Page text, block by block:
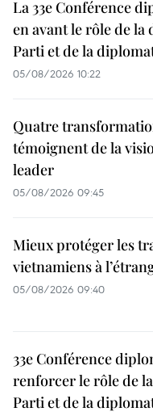
La 33e Conférence
en avant le rôle de la
Parti et de la
05/08/2026 10:22
Quatre
témoignent de la
leader
05/08/2026 09:45
Mieux protéger les
vietnamiens à
05/08/2026 09:40
33e Conférence
renforcer le rôle de
Parti et de la